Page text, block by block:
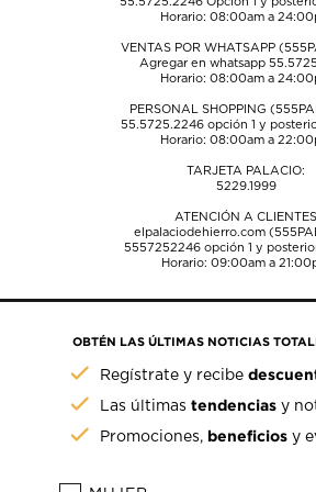
Horario: 08:00am a
VENTAS POR WHATSAPP
Agregar en whatsapp
Horario: 08:00am a
PERSONAL SHOPPING
55.5725.2246opción 1 y
Horario: 08:00am a
TARJETA PALACIO:
5229.1999
ATENCIÓN A CLIENTES
elpalaciodehierro.com
5557252246opción 1 y
Horario: 09:00am a
OBTÉN LAS ÚLTIMAS NOTICIAS
Regístrate y recibe
Las últimastendencias y
Promociones, beneficios y